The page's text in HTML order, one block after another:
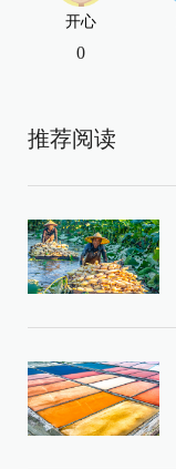
开心
0
推荐阅读